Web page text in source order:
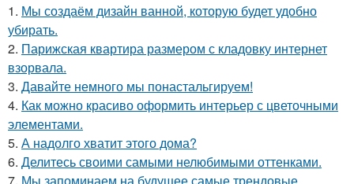
1. Мы создаём дизайн ванной, которую будет удобно
убирать.
2. Парижская квартира размером с кладовку интернет
взорвала.
3. Давайте немного мы понастальгируем!
4. Как можно красиво оформить интерьер с цветочными
элементами.
5. А надолго хватит этого дома?
6. Делитесь своими самыми нелюбимыми оттенками.
7. Мы запоминаем на будущее самые трендовые